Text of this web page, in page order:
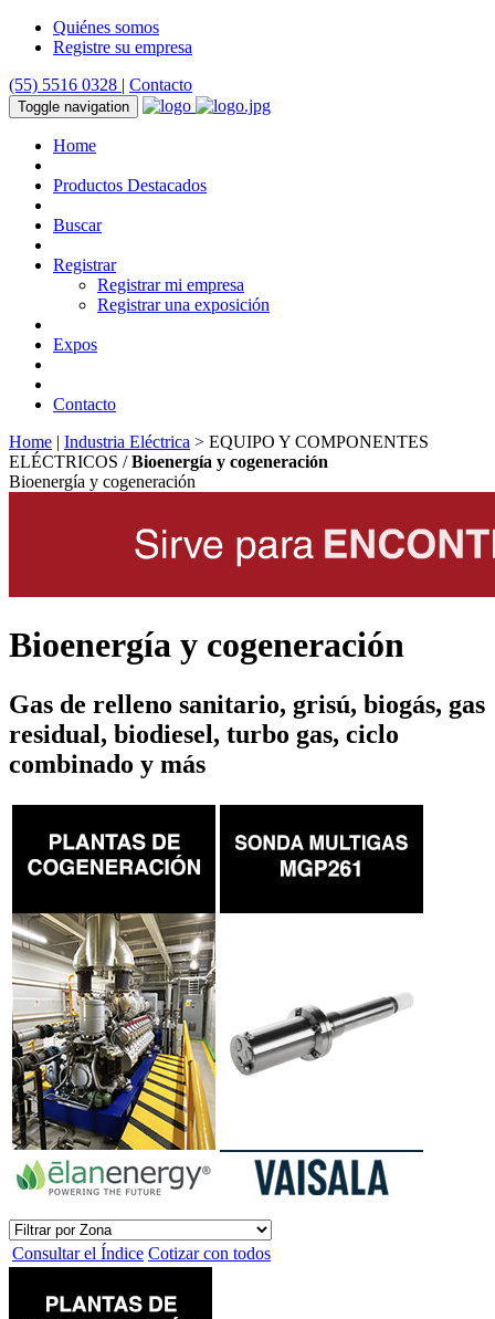
Quiénes somos
Registre su empresa
(55) 5516 0328 | Contacto
Toggle navigation
Home
Productos Destacados
Buscar
Registrar
Registrar mi empresa
Registrar una exposición
Expos
Contacto
Home | Industria Eléctrica > EQUIPO Y COMPONENTES
ELÉCTRICOS /Bioenergía y cogeneración
Bioenergía y cogeneración
Bioenergía y cogeneración
Gas de relleno sanitario, grisú, biogás, gas
residual, biodiesel, turbo gas, ciclo
combinado y más
Consultar el Índice Cotizar con todos